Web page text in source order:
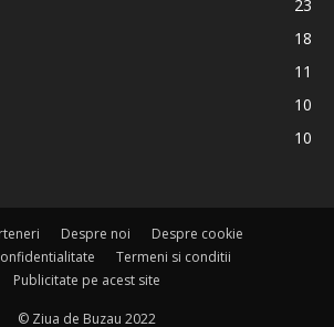
23
18
11
10
10
Despre noi
Despre cookie
Termeni si conditii
Publicitate pe acest site
© Ziua de Buzau 2022